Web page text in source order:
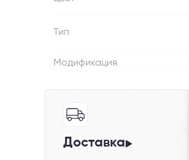
Тип
Модификация
Доставка